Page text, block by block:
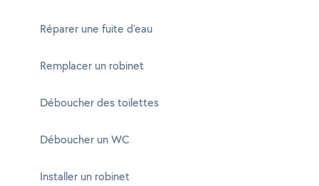
Réparer une fuite d'eau
Remplacer un robinet
Déboucher des toilettes
Déboucher un WC
Installer un robinet